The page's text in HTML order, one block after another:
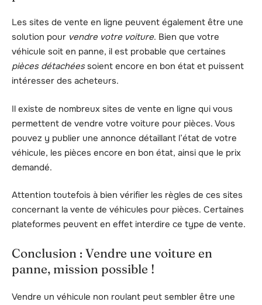
Les sites de vente en ligne peuvent également être une
solution pour vendre votre voiture. Bien que votre
véhicule soit en panne, il est probable que certaines
pièces détachéessoient encore en bon état et puissent
intéresser des acheteurs.
Il existe de nombreux sites de vente en ligne qui vous
permettent de vendre votre voiture pour pièces. Vous
pouvez y publier une annonce détaillant l’état de votre
véhicule, les pièces encore en bon état, ainsi que le prix
demandé.
Attention toutefois à bien vérifier les règles de ces sites
concernant la vente de véhicules pour pièces. Certaines
plateformes peuvent en effet interdire ce type de vente.
Conclusion : Vendre une voiture en
panne, mission possible !
Vendre un véhicule non roulant peut sembler être une